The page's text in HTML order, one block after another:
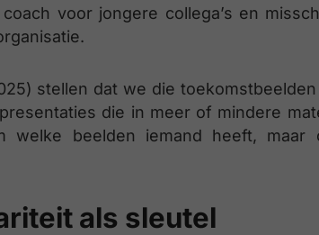
voor jongere collega’s en
stellen dat we die
die in meer of mindere
welke beelden iemand heeft,
als sleutel